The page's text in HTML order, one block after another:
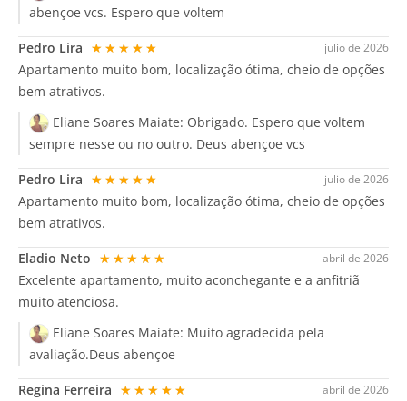
abençoe vcs. Espero que voltem
julio de 2026
Pedro Lira ★★★★★
Apartamento muito bom, localização ótima, cheio de opções
bem atrativos.
Eliane Soares Maiate: Obrigado. Espero que voltem
sempre nesse ou no outro. Deus abençoe vcs
julio de 2026
Pedro Lira ★★★★★
Apartamento muito bom, localização ótima, cheio de opções
bem atrativos.
abril de 2026
Eladio Neto ★★★★★
Excelente apartamento, muito aconchegante e a anfitriã
muito atenciosa.
Eliane Soares Maiate: Muito agradecida pela
avaliação.Deus abençoe
abril de 2026
Regina Ferreira ★★★★★